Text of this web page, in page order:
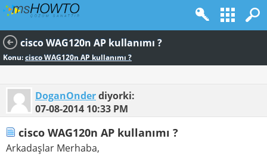
cisco WAG120n AP kullanımı ?
Konu:cisco WAG120n AP kullanımı ?
DoganOnderdiyorki:
07-08-2014 10:33 PM
cisco WAG120n AP kullanımı ?
Arkadaşlar Merhaba,